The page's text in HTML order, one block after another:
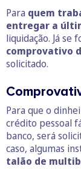
Para quem
entregar a
liquidação. Já se
comprovativo
solicitado.
Para que o
crédito pessoal
banco, será
caso, algumas
talão de